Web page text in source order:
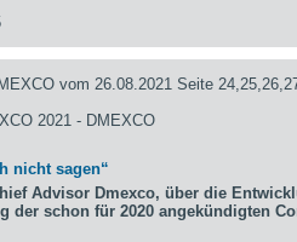
vom 26.08.2021 Seite
2021 - DMEXCO
nicht sagen“
Advisor Dmexco, über die
der schon für 2020 angekündigten